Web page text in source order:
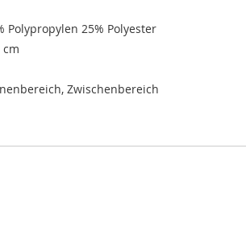
Polypropylen 25% Polyester
cm
Zwischenbereich